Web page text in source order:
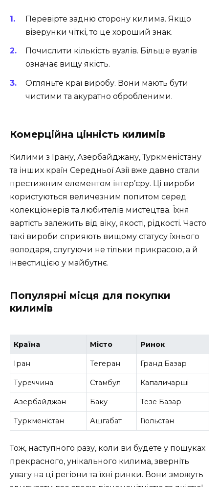
Перевірте задню сторону килима. Якщо
візерунки чіткі, то це хороший знак.
Почислити кількість вузлів. Більше вузлів
означає вищу якість.
Огляньте краї виробу. Вони мають бути
чистими та акуратно обробленими.
Комерційна цінність килимів
Килими з Ірану, Азербайджану, Туркменістану
та інших країн Середньої Азії вже давно стали
престижним елементом інтер’єру. Ці вироби
користуються величезним попитом серед
колекціонерів та любителів мистецтва. Їхня
вартість залежить від віку, якості, рідкості. Часто
такі вироби сприяють вищому статусу їхнього
володаря, слугуючи не тільки прикрасою, а й
інвестицією у майбутнє.
Популярні місця для покупки
килимів
Країна Місто Ринок
Іран Тегеран Гранд Базар
Туреччина Стамбул Капаличарші
Азербайджан Баку Тезе Базар
Туркменістан Ашгабат Гюльстан
Тож, наступного разу, коли ви будете у пошуках
прекрасного, унікального килима, зверніть
увагу на ці регіони та їхні ринки. Вони зможуть